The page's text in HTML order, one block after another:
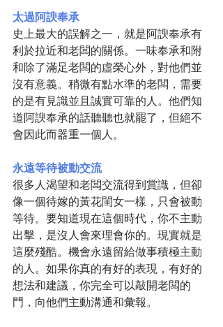
太過阿諛奉承
史上最大的誤解之一，就是阿諛奉承有
利於拉近和老闆的關係。一味奉承和附
和除了滿足老闆的虛榮心外，對他們並
沒有意義。稍微有點水準的老闆，需要
的是有見識並且誠實可靠的人。他們知
道阿諛奉承的話聽聽也就罷了，但絕不
會因此而器重一個人。
永遠等待被動交流
很多人渴望和老闆交流得到賞識，但卻
像一個待嫁的黃花閨女一樣，只會被動
等待。要知道現在這個時代，你不主動
出擊，是沒人會來理會你的。現實就是
這麼殘酷。機會永遠留給做事積極主動
的人。如果你真的有好的表現，有好的
想法和建議，你完全可以敲開老闆的
門，向他們主動溝通和彙報。